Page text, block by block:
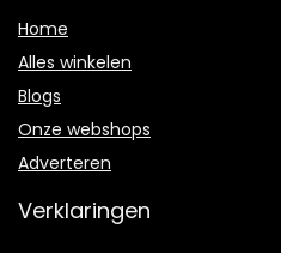
Home
Alles winkelen
Blogs
Onze webshops
Adverteren
Verklaringen